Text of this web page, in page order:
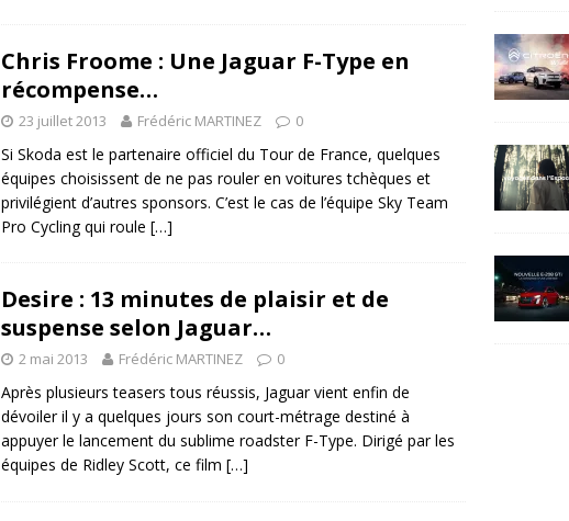
Chris Froome : Une Jaguar F-Type en
récompense…
23 juillet 2013 Frédéric MARTINEZ 0
Si Skoda est le partenaire officiel du Tour de France, quelques
équipes choisissent de ne pas rouler en voitures tchèques et
privilégient d’autres sponsors. C’est le cas de l’équipe Sky Team
Pro Cycling qui roule […]
Desire : 13 minutes de plaisir et de
suspense selon Jaguar…
2 mai 2013 Frédéric MARTINEZ 0
Après plusieurs teasers tous réussis, Jaguar vient enfin de
dévoiler il y a quelques jours son court-métrage destiné à
appuyer le lancement du sublime roadster F-Type. Dirigé par les
équipes de Ridley Scott, ce film […]